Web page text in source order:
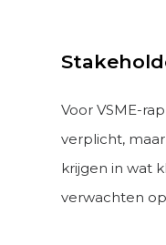
Voor VSME-
verplicht,
krijgen in wat
verwachten